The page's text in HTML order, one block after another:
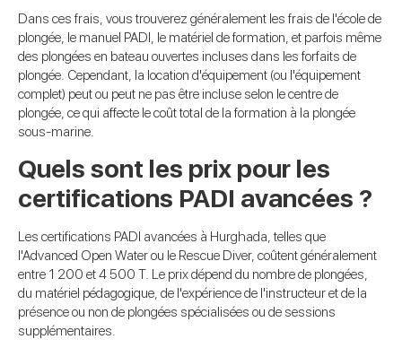
Dans ces frais, vous trouverez généralement les frais de l'école de
plongée, le manuel PADI, le matériel de formation, et parfois même
des plongées en bateau ouvertes incluses dans les forfaits de
plongée. Cependant, la location d'équipement (ou l'équipement
complet) peut ou peut ne pas être incluse selon le centre de
plongée, ce qui affecte le coût total de la formation à la plongée
sous-marine.
Quels sont les prix pour les
certifications PADI avancées ?
Les certifications PADI avancées à Hurghada, telles que
l'Advanced Open Water ou le Rescue Diver, coûtent généralement
entre 1 200 et 4 500 T. Le prix dépend du nombre de plongées,
du matériel pédagogique, de l'expérience de l'instructeur et de la
présence ou non de plongées spécialisées ou de sessions
supplémentaires.